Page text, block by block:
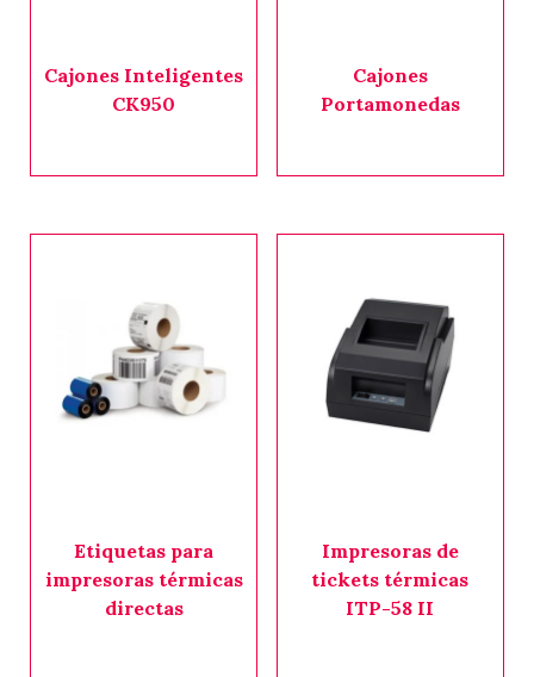
Cajones Inteligentes
CK950
Cajones
Portamonedas
Etiquetas para
impresoras térmicas
directas
Impresoras de
tickets térmicas
ITP-58 II